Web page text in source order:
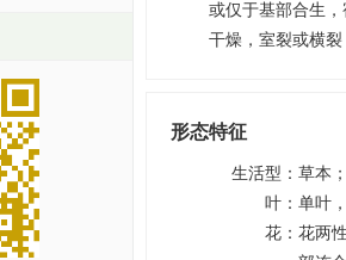
或仅于基部合生
干燥，室裂或横裂
形态特征
生活型 ： 草本
叶 ： 单叶
花 ： 花两